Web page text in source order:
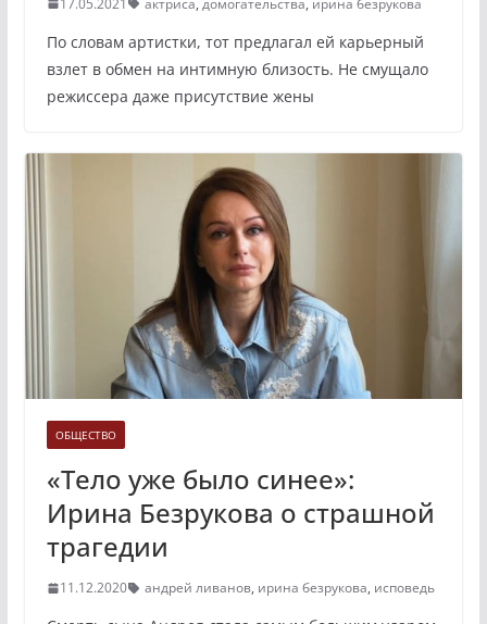
По словам артистки, тот предлагал ей карьерный
взлет в обмен на интимную близость. Не смущало
режиссера даже присутствие жены
ОБЩЕСТВО
«Тело уже было синее»:
Ирина Безрукова о страшной
трагедии
11.12.2020 андрей ливанов, ирина безрукова, исповедь